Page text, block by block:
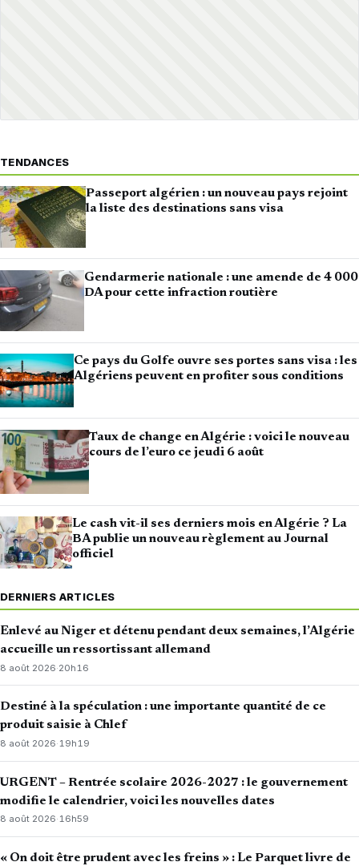
TENDANCES
Passeport algérien : un nouveau pays rejoint
la liste des destinations sans visa
Gendarmerie nationale : une amende de 4 000
DA pour cette infraction routière
Ce pays du Golfe ouvre ses portes sans visa : les
Algériens peuvent en profiter sous conditions
Taux de change en Algérie : voici le nouveau
cours de l’euro ce jeudi 6 août
Le cash vit-il ses derniers mois en Algérie ? La
BA publie un nouveau règlement au Journal
officiel
DERNIERS ARTICLES
Enlevé au Niger et détenu pendant deux semaines, l’Algérie
accueille un ressortissant allemand
8 août 2026·20h16
Destiné à la spéculation : une importante quantité de ce
produit saisie à Chlef
8 août 2026·19h19
URGENT – Rentrée scolaire 2026-2027 : le gouvernement
modifie le calendrier, voici les nouvelles dates
8 août 2026·16h59
« On doit être prudent avec les freins » : Le Parquet livre de